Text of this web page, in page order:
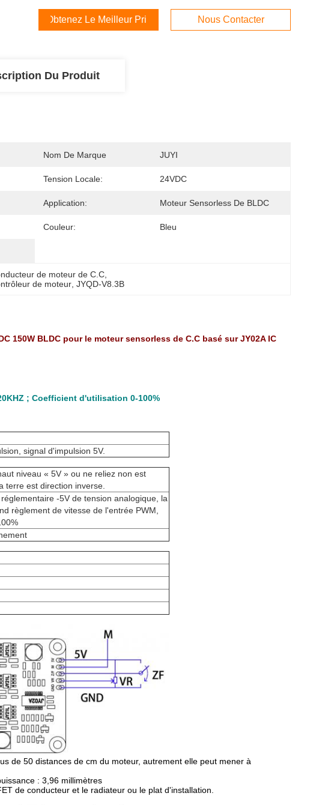
Obtenez Le Meilleur Prix Nous Contacter
Du Produit
Nom De Marque JUYI
Tension Locale: 24VDC
Application: Moteur Sensorless De BLDC
Couleur: Bleu
de moteur de C.C
de moteur , JYQD-V8.3B
150W BLDC pour le moteur sensorless de C.C basé sur JY02A IC
; Coefficient d'utilisation 0-100%
signal d'impulsion 5V.
niveau « 5V » ou ne reliez non est
terre est direction inverse.
-5V de tension analogique, la
règlement de vitesse de l'entrée PWM,
de 50 distances de cm du moteur, autrement elle peut mener à
: 3,96 millimètres
de conducteur et le radiateur ou le plat d'installation.